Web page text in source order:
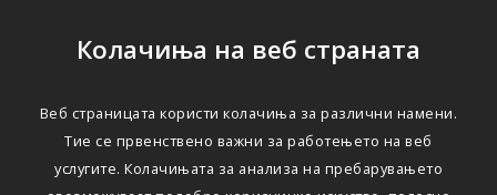
Колачиња на веб страната
Веб страницата користи колачиња за различни намени.
Тие се првенствено важни за работењето на веб
услугите. Колачињата за анализа на пребарувањето
КАКО ВО ПЛАНИНА СО